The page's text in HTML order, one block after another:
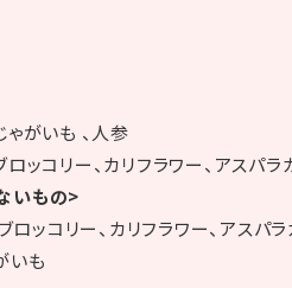
ゃがいも 、人参
ッコリー、カリフラワー、アスパラ
いもの>
ロッコリー、カリフラワー、アスパラ
いも